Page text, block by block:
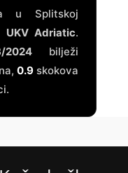
u Splitskoj
UKV Adriatic.
2024bilježi
0.9 skokova